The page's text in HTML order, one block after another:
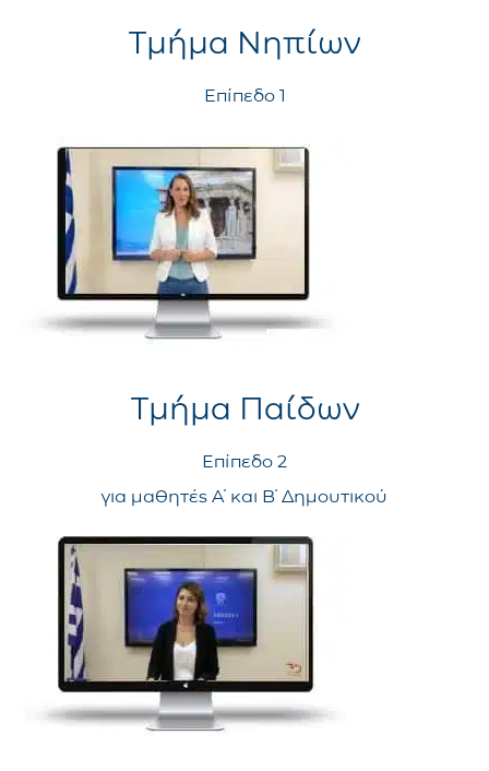
Τμήμα Νηπίων
Επίπεδο 1
Τμήμα Παίδων
Επίπεδο 2
για μαθητές Α΄ και Β΄ Δημουτικού